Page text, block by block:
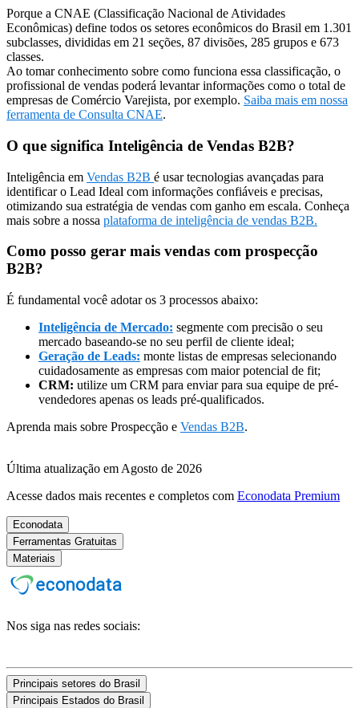
Porque a CNAE (Classificação Nacional de Atividades
Econômicas) define todos os setores econômicos do Brasil em 1.301
subclasses, divididas em 21 seções, 87 divisões, 285 grupos e 673
classes.
Ao tomar conhecimento sobre como funciona essa classificação, o
profissional de vendas poderá levantar informações como o total de
empresas de Comércio Varejista, por exemplo. Saiba mais em nossa
ferramenta de Consulta CNAE.
O que significa Inteligência de Vendas B2B?
Inteligência em Vendas B2B é usar tecnologias avançadas para
identificar o Lead Ideal com informações confiáveis e precisas,
otimizando sua estratégia de vendas com ganho em escala. Conheça
mais sobre a nossa plataforma de inteligência de vendas B2B.
Como posso gerar mais vendas com prospecção
B2B?
É fundamental você adotar os 3 processos abaixo:
Inteligência de Mercado: segmente com precisão o seu
mercado baseando-se no seu perfil de cliente ideal;
Geração de Leads: monte listas de empresas selecionando
cuidadosamente as empresas com maior potencial de fit;
CRM: utilize um CRM para enviar para sua equipe de pré-
vendedores apenas os leads pré-qualificados.
Aprenda mais sobre Prospecção e Vendas B2B.
Última atualização em Agosto de 2026
Acesse dados mais recentes e completos com Econodata Premium
Econodata
Ferramentas Gratuitas
Materiais
Nos siga nas redes sociais:
Principais setores do Brasil
Principais Estados do Brasil